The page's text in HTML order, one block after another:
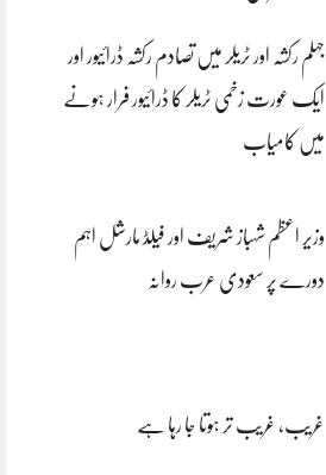
جہلم رکشہ اور ٹریلر میں تصادم رکشہ ڈرائیور اور
ایک عورت زخمی ٹریلر کا ڈرائیور فرار ہونے
میں کامیاب
وزیر اعظم شہباز شریف اور فیلڈ مارشل اہم
دورے پر سعودی عرب روانہ
غریب، غریب تر ہوتا جا رہا ہے